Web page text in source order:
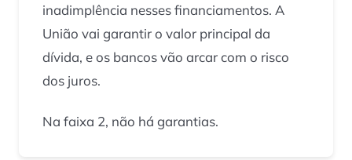
inadimplência nesses financiamentos. A
União vai garantir o valor principal da
dívida, e os bancos vão arcar com o risco
dos juros.
Na faixa 2, não há garantias.